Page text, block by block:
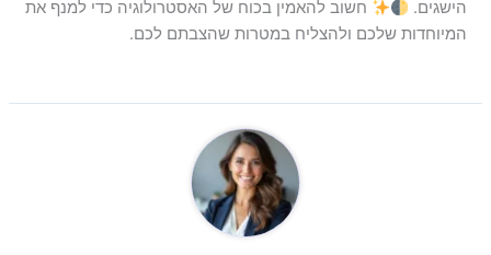
הישגים.
חשוב להאמין בכוח של האסטרולוגיה כדי למנף את
המיוחדות שלכם ולהצליח במטרות שהצבתם לכם.